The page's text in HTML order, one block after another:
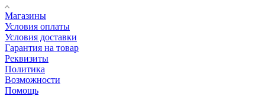
Магазины
Условия оплаты
Условия доставки
Гарантия на товар
Реквизиты
Политика
Возможности
Помощь